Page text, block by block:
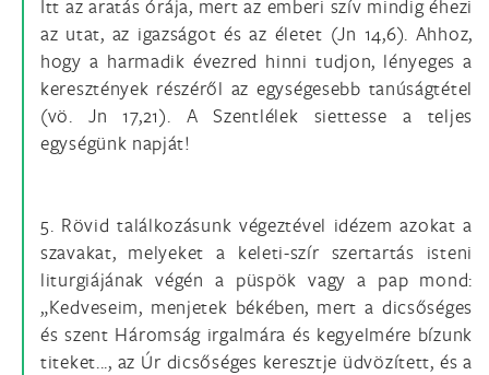
Itt az aratás órája, mert az emberi szív mindig éhezi
az utat, az igazságot és az életet (Jn 14,6). Ahhoz,
hogy a harmadik évezred hinni tudjon, lényeges a
keresztények részéről az egységesebb tanúságtétel
(vö. Jn 17,21). A Szentlélek siettesse a teljes
egységünk napját!
5. Rövid találkozásunk végeztével idézem azokat a
szavakat, melyeket a keleti-szír szertartás isteni
liturgiájának végén a püspök vagy a pap mond:
„Kedveseim, menjetek békében, mert a dicsőséges
és szent Háromság irgalmára és kegyelmére bízunk
titeket..., az Úr dicsőséges keresztje üdvözített, és a